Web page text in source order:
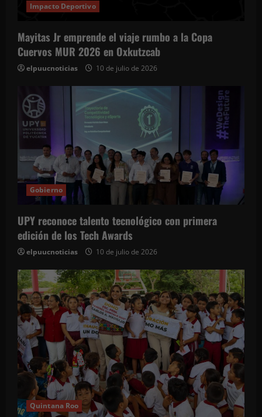
Impacto Deportivo
Mayitas Jr emprende el viaje rumbo a la Copa
Cuervos MUR 2026 en Oxkutzcab
elpuucnoticias 10 de julio de 2026
Gobierno
UPY reconoce talento tecnológico con primera
edición de los Tech Awards
elpuucnoticias 10 de julio de 2026
Quintana Roo